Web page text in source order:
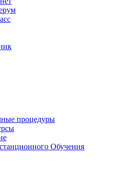
процедуры
Обучения